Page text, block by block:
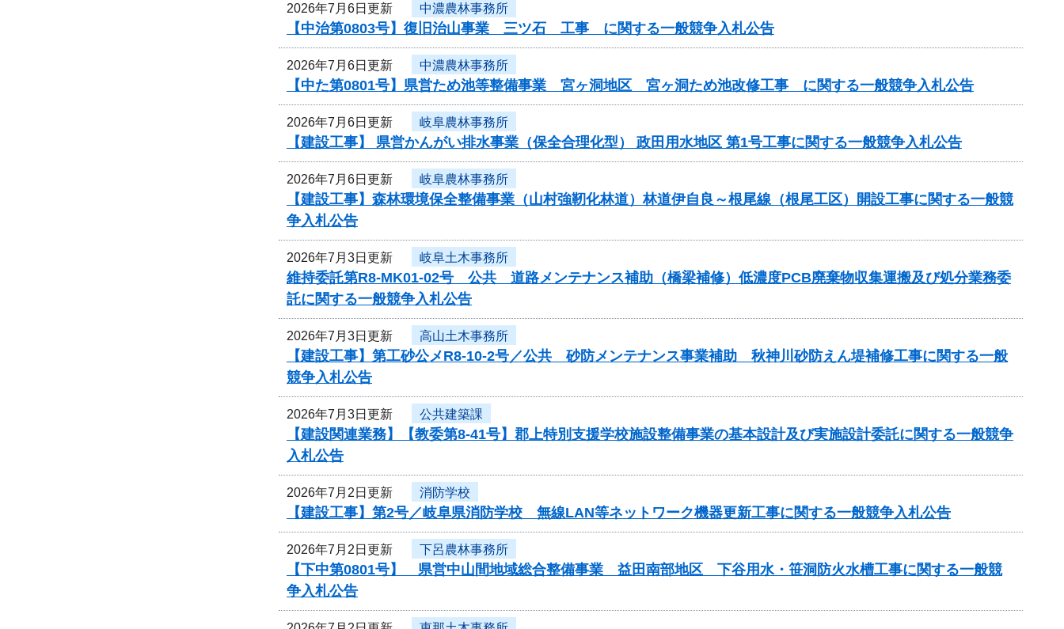
2026年7月6日更新 中濃農林事務所
【中治第0803号】復旧治山事業 三ツ石 工事 に関する一般競争入札公告
2026年7月6日更新 中濃農林事務所
【中た第0801号】県営ため池等整備事業 宮ヶ洞地区 宮ヶ洞ため池改修工事 に関する一般競争入札公告
2026年7月6日更新 岐阜農林事務所
【建設工事】 県営かんがい排水事業（保全合理化型） 政田用水地区 第1号工事に関する一般競争入札公告
2026年7月6日更新 岐阜農林事務所
【建設工事】森林環境保全整備事業（山村強靭化林道）林道伊自良～根尾線（根尾工区）開設工事に関する一般競
争入札公告
2026年7月3日更新 岐阜土木事務所
維持委託第R8-MK01-02号 公共 道路メンテナンス補助（橋梁補修）低濃度PCB廃棄物収集運搬及び処分業務委
託に関する一般競争入札公告
2026年7月3日更新 高山土木事務所
【建設工事】第工砂公メR8-10-2号／公共 砂防メンテナンス事業補助 秋神川砂防えん堤補修工事に関する一般
競争入札公告
2026年7月3日更新 公共建築課
【建設関連業務】【教委第8-41号】郡上特別支援学校施設整備事業の基本設計及び実施設計委託に関する一般競争
入札公告
2026年7月2日更新 消防学校
【建設工事】第2号／岐阜県消防学校 無線LAN等ネットワーク機器更新工事に関する一般競争入札公告
2026年7月2日更新 下呂農林事務所
【下中第0801号】 県営中山間地域総合整備事業 益田南部地区 下谷用水・笹洞防火水槽工事に関する一般競
争入札公告